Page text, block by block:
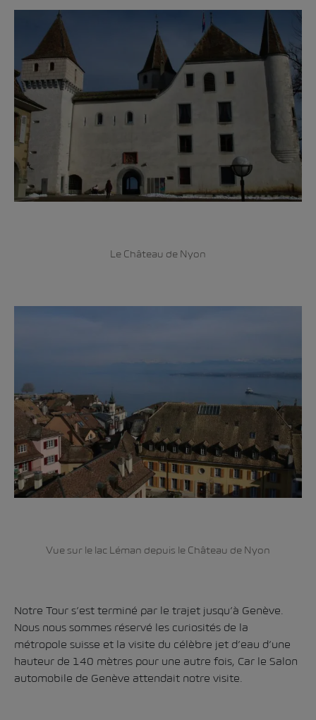
Le Château de Nyon
Vue sur le lac Léman depuis le Château de Nyon
Notre Tour s’est terminé par le trajet jusqu’à Genève.
Nous nous sommes réservé les curiosités de la
métropole suisse et la visite du célèbre jet d’eau d’une
hauteur de 140 mètres pour une autre fois, Car le Salon
automobile de Genève attendait notre visite.